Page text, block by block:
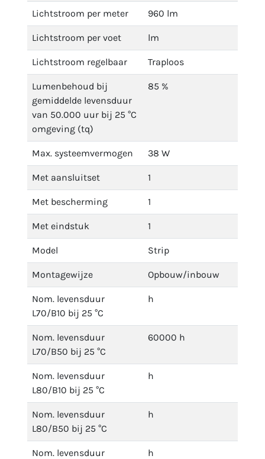
Lichtstroom per meter 960 lm
Lichtstroom per voet lm
Lichtstroom regelbaar Traploos
Lumenbehoud bij
gemiddelde levensduur
van 50.000 uur bij 25 °C
omgeving (tq)
85 %
Max. systeemvermogen 38 W
Met aansluitset 1
Met bescherming 1
Met eindstuk 1
Model Strip
Montagewijze Opbouw/inbouw
Nom. levensduur
L70/B10 bij 25 °C
h
Nom. levensduur
L70/B50 bij 25 °C
60000 h
Nom. levensduur
L80/B10 bij 25 °C
h
Nom. levensduur
L80/B50 bij 25 °C
h
Nom. levensduur
h